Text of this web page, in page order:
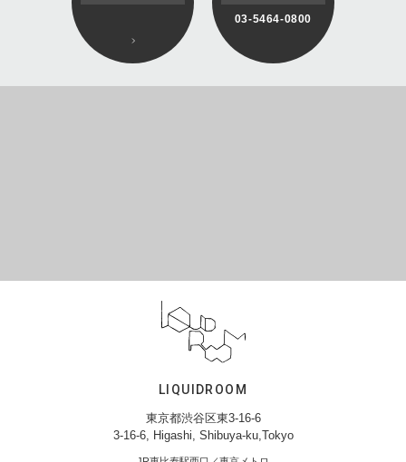
03-5464-0800
LIQUIDROOM
東京都渋谷区東3-16-6
3-16-6, Higashi, Shibuya-ku,Tokyo